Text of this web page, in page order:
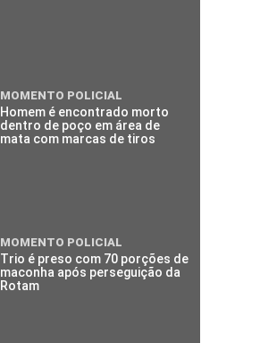
MOMENTO POLICIAL
Homem é encontrado morto
dentro de poço em área de
mata com marcas de tiros
MOMENTO POLICIAL
Trio é preso com 70 porções de
maconha após perseguição da
Rotam